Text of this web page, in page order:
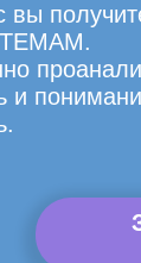
вы
и